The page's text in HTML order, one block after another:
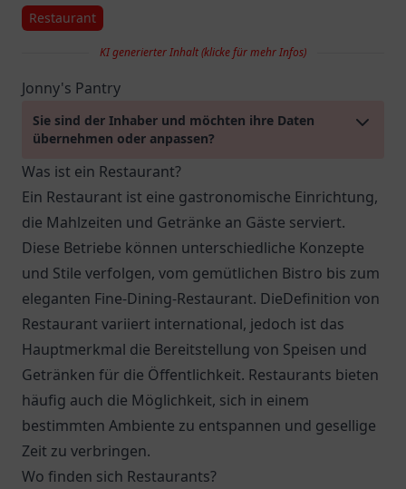
Restaurant
KI generierter Inhalt (klicke für mehr Infos)
Jonny's Pantry
Sie sind der Inhaber und möchten ihre Daten
übernehmen oder anpassen?
Was ist ein Restaurant?
Ein Restaurant ist eine gastronomische Einrichtung,
die Mahlzeiten und Getränke an Gäste serviert.
Diese Betriebe können unterschiedliche Konzepte
und Stile verfolgen, vom gemütlichen Bistro bis zum
eleganten Fine-Dining-Restaurant. DieDefinition von
Restaurant variiert international, jedoch ist das
Hauptmerkmal die Bereitstellung von Speisen und
Getränken für die Öffentlichkeit. Restaurants bieten
häufig auch die Möglichkeit, sich in einem
bestimmten Ambiente zu entspannen und gesellige
Zeit zu verbringen.
Wo finden sich Restaurants?